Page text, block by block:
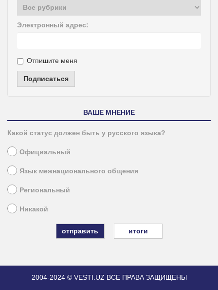
Электронный адрес:
Отпишите меня
Подписаться
ВАШЕ МНЕНИЕ
Какой статус должен быть у русского языка?
Официальный
Язык межнационального общения
Региональный
Никакой
итоги
2004-2024 © VESTI.UZ ВСЕ ПРАВА ЗАЩИЩЕНЫ